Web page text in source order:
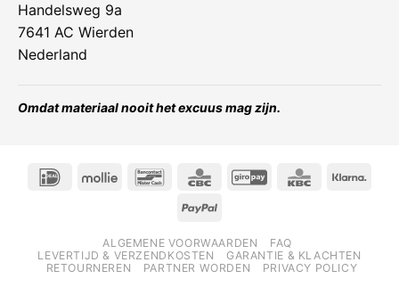
Handelsweg 9a
7641 AC Wierden
Nederland
Omdat materiaal nooit het excuus mag zijn.
IDeal Mollie BancontactCBC GiroPay KBC
PayPal
ALGEMENE VOORWAARDEN
FAQ
LEVERTIJD & VERZENDKOSTEN
GARANTIE & KLACHTEN
RETOURNEREN
PARTNER WORDEN PRIVACY POLICY